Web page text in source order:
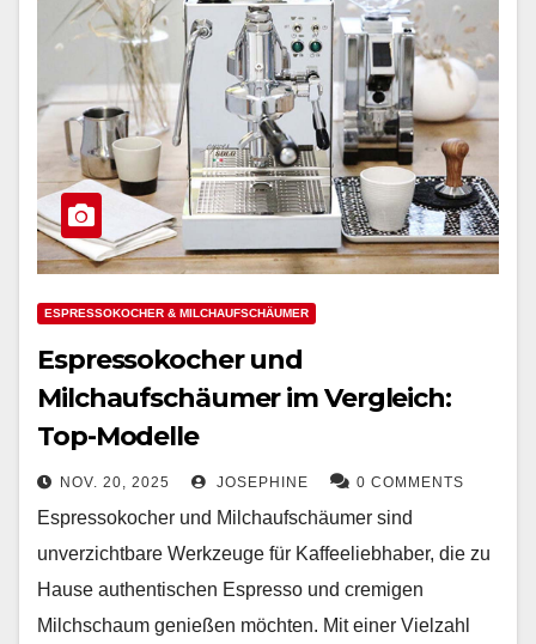
ESPRESSOKOCHER & MILCHAUFSCHÄUMER
Espressokocher und
Milchaufschäumer im Vergleich:
Top-Modelle
NOV. 20, 2025 JOSEPHINE 0 COMMENTS
Espressokocher und Milchaufschäumer sind
unverzichtbare Werkzeuge für Kaffeeliebhaber, die zu
Hause authentischen Espresso und cremigen
Milchschaum genießen möchten. Mit einer Vielzahl